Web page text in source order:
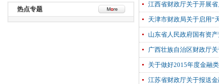
热点专题
江西省财政厅关于开展
天津市财政局关于启用“
山东省人民政府国有资
广西壮族自治区财政厅
关于做好2015年度金融
江苏省财政厅关于报送